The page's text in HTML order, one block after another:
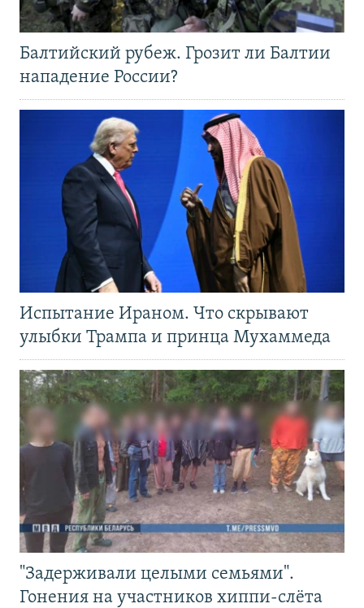
Балтийский рубеж. Грозит ли Балтии
нападение России?
Испытание Ираном. Что скрывают
улыбки Трампа и принца Мухаммеда
"Задерживали целыми семьями".
Гонения на участников хиппи-слёта